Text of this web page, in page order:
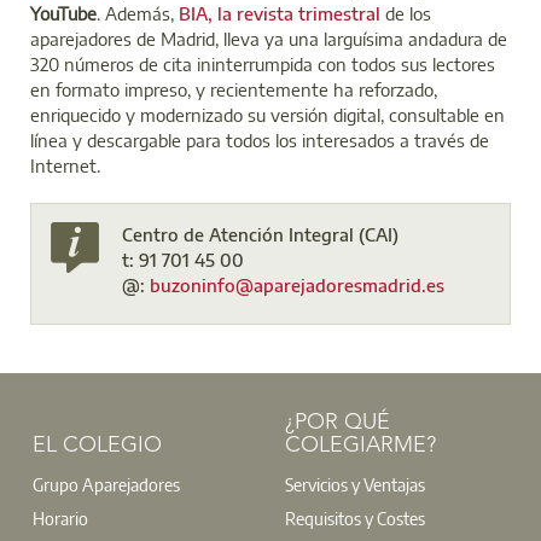
YouTube . Además, BIA, la revista trimestral de los
aparejadores de Madrid, lleva ya una larguísima andadura de
320 números de cita ininterrumpida con todos sus lectores
en formato impreso, y recientemente ha reforzado,
enriquecido y modernizado su versión digital, consultable en
línea y descargable para todos los interesados a través de
Internet.
Centro de Atención Integral (CAI)
t: 91 701 45 00
@: buzoninfo@aparejadoresmadrid.es
EL COLEGIO
Grupo Aparejadores
Horario
¿POR QUÉ
COLEGIARME?
Servicios y Ventajas
Requisitos y Costes